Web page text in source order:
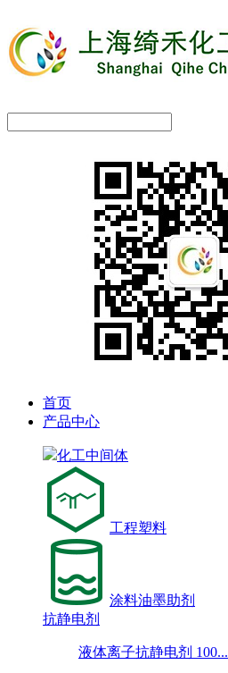
首页
产品中心
化工中间体
工程塑料
涂料油墨助剂
抗静电剂
液体离子抗静电剂 100...